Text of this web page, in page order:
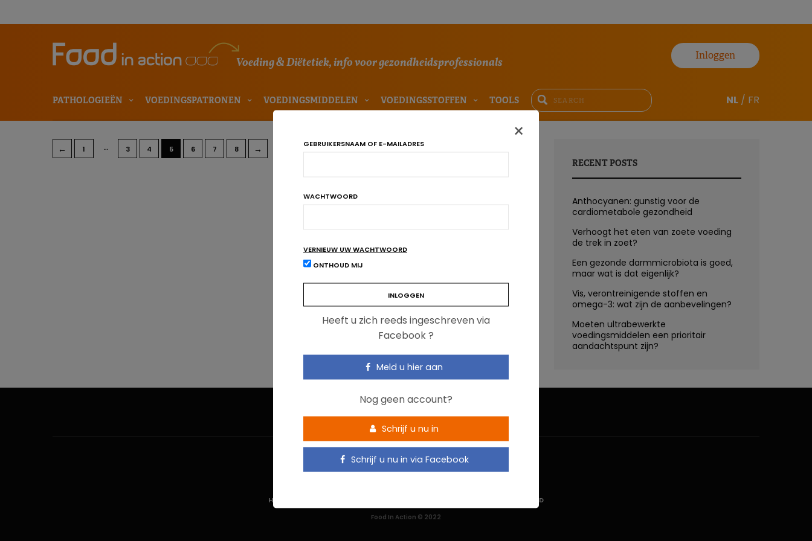
Voeding & Diëtetiek, info voor gezondheidsprofessionals
Inloggen
PATHOLOGIEËN VOEDINGSPATRONEN VOEDINGSMIDDELEN VOEDINGSSTOFFEN TOOLS NL / FR
← 1 … 3 4 5 6 7 8 →
RECENT POSTS
Anthocyanen: gunstig voor de
cardiometabole gezondheid
Verhoogt het eten van zoete voeding
de trek in zoet?
Een gezonde darmmicrobiota is goed,
maar wat is dat eigenlijk?
Vis, verontreinigende stoffen en
omega-3: wat zijn de aanbevelingen?
Moeten ultrabewerkte
voedingsmiddelen een prioritair
aandachtspunt zijn?
×
GEBRUIKERSNAAM OF E-MAILADRES
WACHTWOORD
VERNIEUW UW WACHTWOORD
ONTHOUD MIJ
Heeft u zich reeds ingeschreven via
Facebook ?
Meld u hier aan
Nog geen account?
Schrijf u nu in
Schrijf u nu in via Facebook
HOME PRIVACYBELEID
Food In Action © 2022